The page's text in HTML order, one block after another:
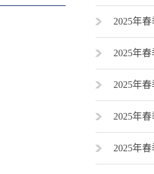
2025年
2025年
2025年
2025年
2025年